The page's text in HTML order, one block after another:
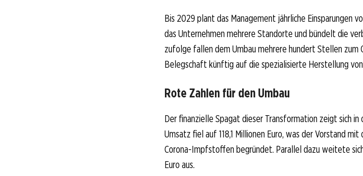
Bis 2029 plant das Management jährliche Einsparungen
das Unternehmen mehrere Standorte und bündelt die
zufolge fallen dem Umbau mehrere hundert Stellen zum
Belegschaft künftig auf die spezialisierte Herstellung
Rote Zahlen für den Umbau
Der finanzielle Spagat dieser Transformation zeigt sich
Umsatz fiel auf 118,1 Millionen Euro, was der Vorstand
Corona-Impfstoffen begründet. Parallel dazu weitete
Euro aus.